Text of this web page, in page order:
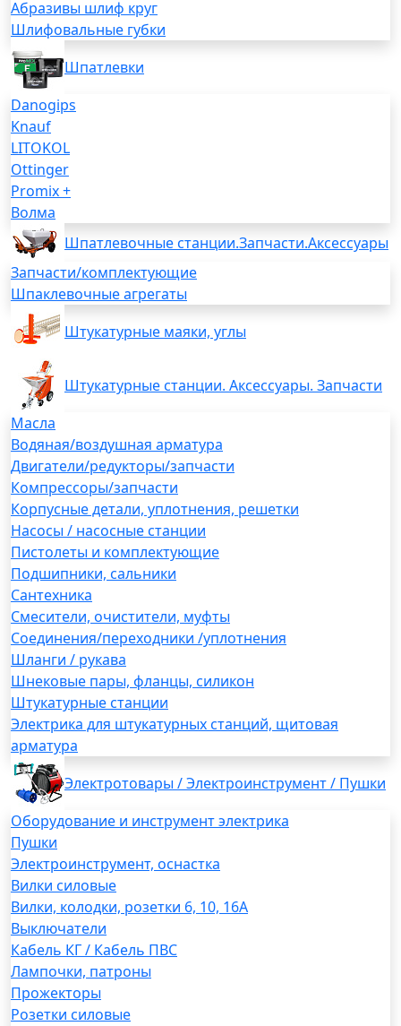
Абразивы шлиф круг
Шлифовальные губки
Шпатлевки
Danogips
Knauf
LITOKOL
Ottinger
Promix +
Волма
Шпатлевочные станции.Запчасти.Аксессуары
Запчасти/комплектующие
Шпаклевочные агрегаты
Штукатурные маяки, углы
Штукатурные станции. Аксессуары. Запчасти
Масла
Водяная/воздушная арматура
Двигатели/редукторы/запчасти
Компрессоры/запчасти
Корпусные детали, уплотнения, решетки
Насосы / насосные станции
Пистолеты и комплектующие
Подшипники, сальники
Сантехника
Смесители, очистители, муфты
Соединения/переходники /уплотнения
Шланги / рукава
Шнековые пары, фланцы, силикон
Штукатурные станции
Электрика для штукатурных станций, щитовая
арматура
Электротовары / Электроинструмент / Пушки
Оборудование и инструмент электрика
Пушки
Электроинструмент, оснастка
Вилки силовые
Вилки, колодки, розетки 6, 10, 16А
Выключатели
Кабель КГ / Кабель ПВС
Лампочки, патроны
Прожекторы
Розетки силовые